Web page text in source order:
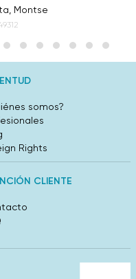
Montse
somos?
Rights
CLIENTE